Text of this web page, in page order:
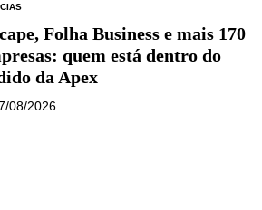
Folha Business e mais 170
quem está dentro do
da Apex
08/2026